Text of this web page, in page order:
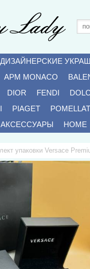
ДИЗАЙНЕРСКИЕ
APM MONACO
DIOR FENDI
PIAGET
АКСЕССУАРЫ HOME
упаковки Versace